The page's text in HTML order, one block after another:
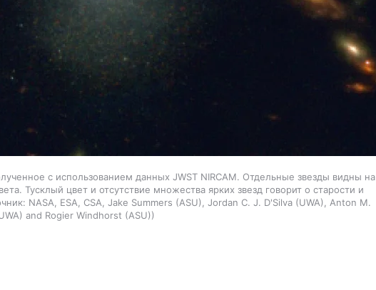
с использованием данных JWST NIRCAM. Отдельные звезды видны на
Тусклый цвет и отсутствие множества ярких звезд говорит о старости и
NASA, ESA, CSA, Jake Summers (ASU), Jordan C. J. D'Silva (UWA), Anton M.
and Rogier Windhorst (ASU)